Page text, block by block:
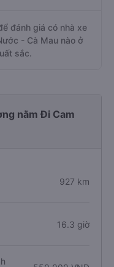
đánh giá có nhà xe
- Cà Mau nào ở
sắc.
nằm Đi Cam
927 km
16.3 giờ